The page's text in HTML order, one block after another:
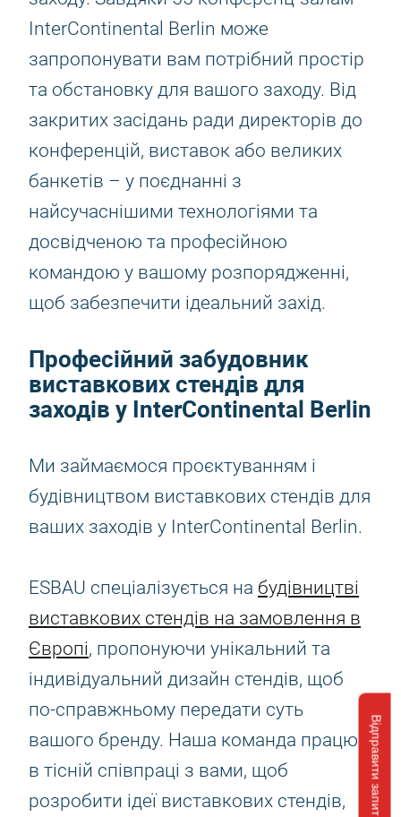
Відправити запит
InterContinental Berlin може
запропонувати вам потрібний простір
та обстановку для вашого заходу. Від
закритих засідань ради директорів до
конференцій, виставок або великих
банкетів – у поєднанні з
найсучаснішими технологіями та
досвідченою та професійною
командою у вашому розпорядженні,
щоб забезпечити ідеальний захід.
Професійний забудовник
виставкових стендів для
заходів у InterContinental Berlin
Ми займаємося проєктуванням і
будівництвом виставкових стендів для
ваших заходів у InterContinental Berlin.
ESBAU спеціалізується на будівництві
виставкових стендів на замовлення в
Європі, пропонуючи унікальний та
індивідуальний дизайн стендів, щоб
по-справжньому передати суть
вашого бренду. Наша команда працює
в тісній співпраці з вами, щоб
розробити ідеї виставкових стендів,